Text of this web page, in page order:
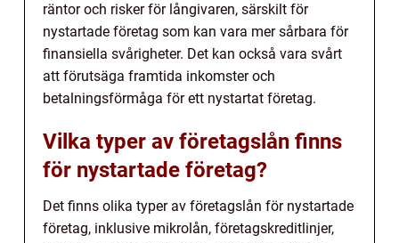
räntor och risker för långivaren, särskilt för
nystartade företag som kan vara mer sårbara för
finansiella svårigheter. Det kan också vara svårt
att förutsäga framtida inkomster och
betalningsförmåga för ett nystartat företag.
Vilka typer av företagslån finns
för nystartade företag?
Det finns olika typer av företagslån för nystartade
företag, inklusive mikrolån, företagskreditlinjer,